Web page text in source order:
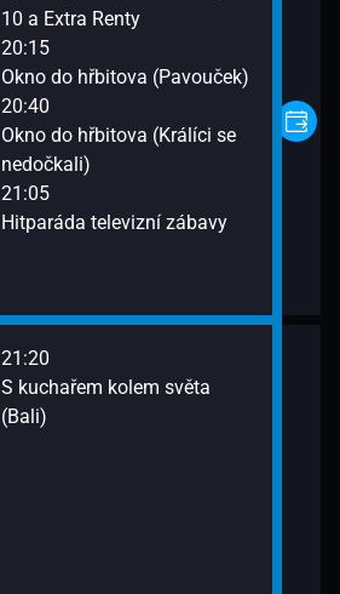
10 a Extra Renty
20:15
Okno do hřbitova (Pavouček)
20:40
Okno do hřbitova (Králíci se
nedočkali)
21:05
Hitparáda televizní zábavy
21:20
S kuchařem kolem světa
(Bali)